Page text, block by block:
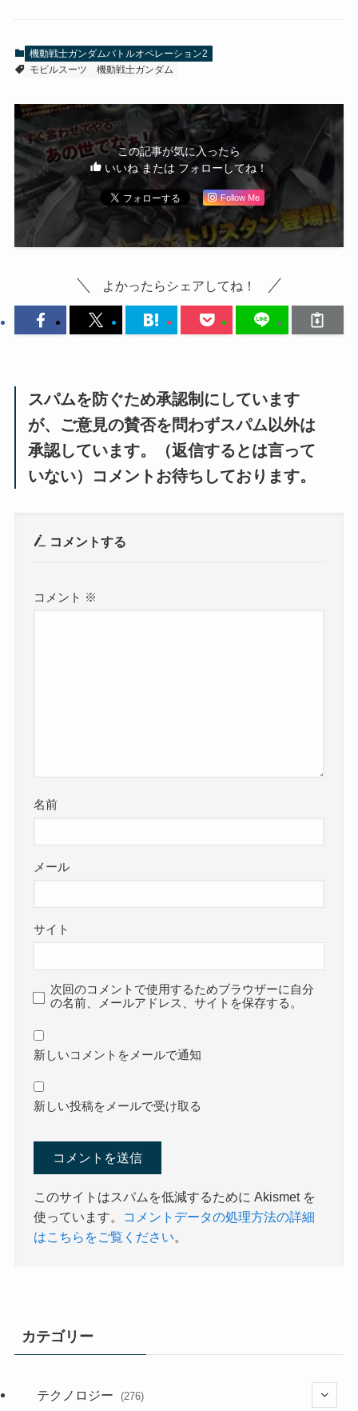
機動戦士ガンダムバトルオペレーション2
モビルスーツ
機動戦士ガンダム
この記事が気に入ったら
いいね または フォローしてね！
Follow Me
よかったらシェアしてね！
スパムを防ぐため承認制にしています
が、ご意見の賛否を問わずスパム以外は
承認しています。（返信するとは言って
いない）コメントお待ちしております。
コメントする
コメント ※
名前
メール
サイト
次回のコメントで使用するためブラウザーに自分
の名前、メールアドレス、サイトを保存する。
新しいコメントをメールで通知
新しい投稿をメールで受け取る
このサイトはスパムを低減するために Akismet を
使っています。
コメントデータの処理方法の詳細
はこちらをご覧ください。
カテゴリー
テクノロジー (276)